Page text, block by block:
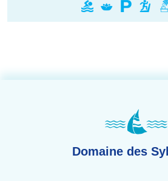
Domaine des